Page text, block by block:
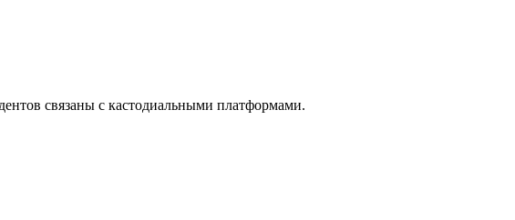
связаны с кастодиальными платформами.